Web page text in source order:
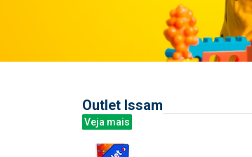
Outlet Issam
Veja mais